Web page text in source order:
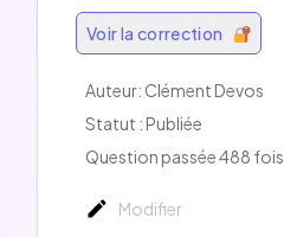
Voir la correction
Auteur: Clément Devos
Statut : Publiée
Question passée 488 fois
Modifier